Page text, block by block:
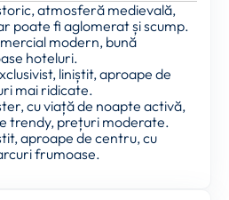
atmosferă medievală,
poate fi aglomerat și scump.
modern, bună
hoteluri.
liniștit, aproape de
mai ridicate.
cu viață de noapte activă,
trendy, prețuri moderate.
aproape de centru, cu
frumoase.